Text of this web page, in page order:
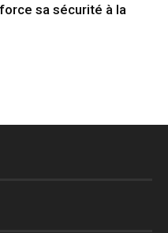
sa sécurité à la